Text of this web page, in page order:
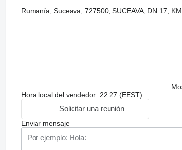
Rumanía, Suceava, 727500, SUCEAVA, DN 17,
Hora local del vendedor: 22:27 (EEST)
Solicitar una reunión
Enviar mensaje